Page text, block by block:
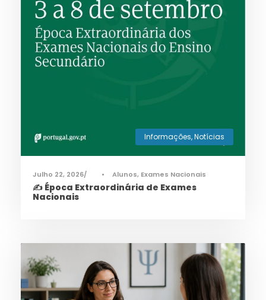
Informações,Notícias
Julho 22, 2026 • Alunos, Exames Nacionais
✍️ Época Extraordinária de Exames
Nacionais